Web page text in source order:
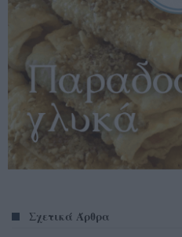
Σχετικά Άρθρα